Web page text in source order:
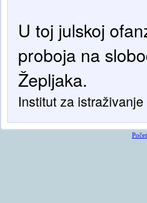
U toj julskoj
proboja na
Žepljaka.
Institut za